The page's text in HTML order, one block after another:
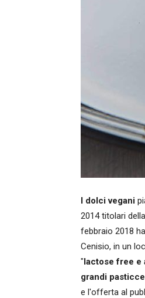
I dolci vegani
2014 titolari della
febbraio 2018
Cenisio, in un
"lactose free e
grandi
e l'offerta al